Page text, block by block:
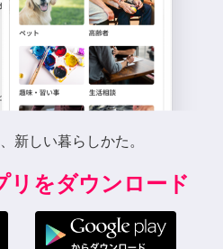
新しい暮らしかた。
リをダウンロード